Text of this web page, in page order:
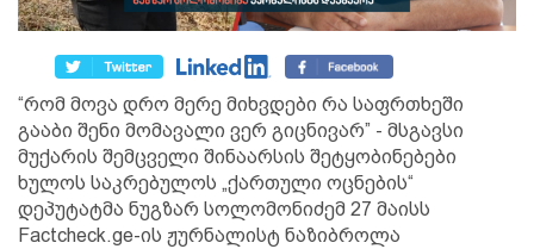
“რომ მოვა დრო მერე მიხვდები რა საფრთხეში
გააბი შენი მომავალი ვერ გიცნივარ” - მსგავსი
მუქარის შემცველი შინაარსის შეტყობინებები
ხულოს საკრებულოს „ქართული ოცნების“
დეპუტატმა ნუგზარ სოლომონიძემ 27 მაისს
Factcheck.ge-ის ჟურნალისტ ნაზიბროლა